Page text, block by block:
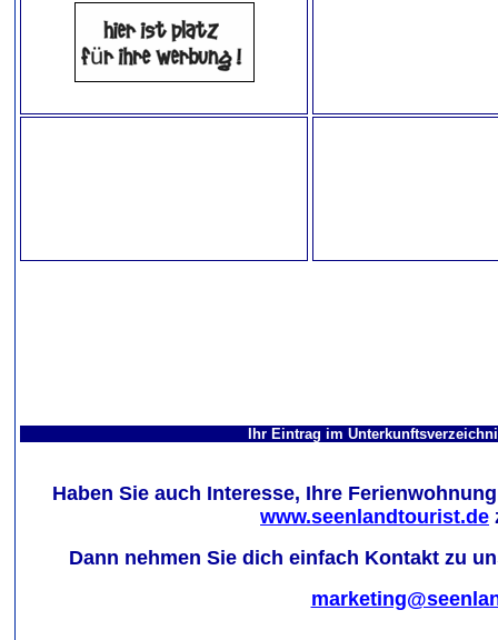
Ihr Eintrag im
Haben Sie auch Interesse, Ihre
www.seenlandtourist.de
Dann nehmen Sie dich einfach Kontakt zu